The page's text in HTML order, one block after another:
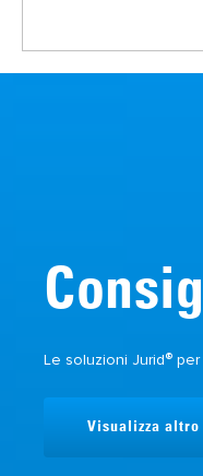
Le soluzioni Jurid® per
Visualizza altro